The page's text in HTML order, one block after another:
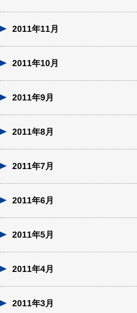
2011年11月
2011年10月
2011年9月
2011年8月
2011年7月
2011年6月
2011年5月
2011年4月
2011年3月